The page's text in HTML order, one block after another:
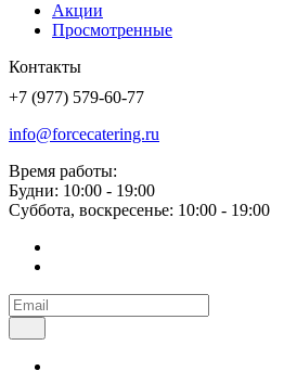
Акции
Просмотренные
Контакты
+7 (977) 579-60-77
info@forcecatering.ru
Время работы:
Будни: 10:00 - 19:00
Суббота, воскресенье: 10:00 - 19:00